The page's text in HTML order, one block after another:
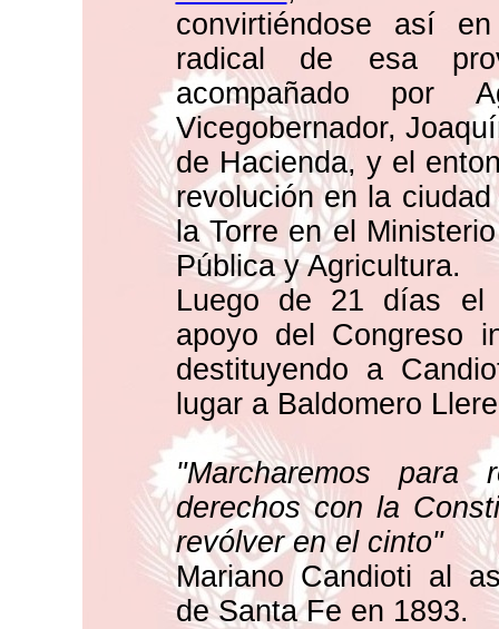
convirtiéndose así
radical de esa
acompañado por
Vicegobernador,
de Hacienda, y el
revolución en la
la Torre en el
Pública y Agricultura.
Luego de 21 días el
apoyo del Congreso
destituyendo a
lugar a Baldomero
"Marcharemos para
derechos con la
revólver en el cinto"
Mariano Candioti al
de Santa Fe en 1893.